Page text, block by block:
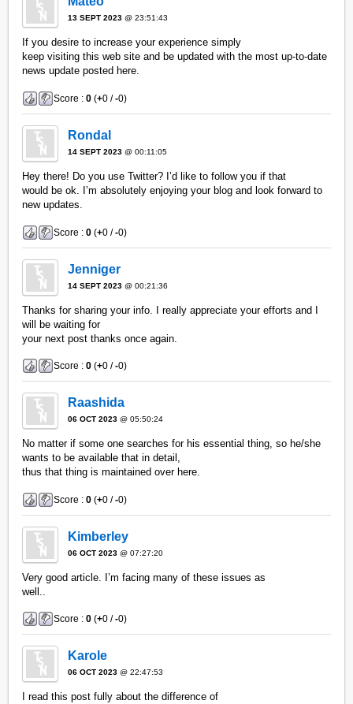
13 SEPT 2023 @ 23:51:43
If you desire to increase your experience simply
keep visiting this web site and be updated with the most up-to-date
news update posted here.
Score :0 (+0 /-0)
Rondal
14 SEPT 2023 @ 00:11:05
Hey there! Do you use Twitter? I’d like to follow you if that
would be ok. I’m absolutely enjoying your blog and look forward to
new updates.
Score :0 (+0 /-0)
Jenniger
14 SEPT 2023 @ 00:21:36
Thanks for sharing your info. I really appreciate your efforts and I
will be waiting for
your next post thanks once again.
Score :0 (+0 /-0)
Raashida
06 OCT 2023 @ 05:50:24
No matter if some one searches for his essential thing, so he/she
wants to be available that in detail,
thus that thing is maintained over here.
Score :0 (+0 /-0)
Kimberley
06 OCT 2023 @ 07:27:20
Very good article. I’m facing many of these issues as
well..
Score :0 (+0 /-0)
Karole
06 OCT 2023 @ 22:47:53
I read this post fully about the difference of